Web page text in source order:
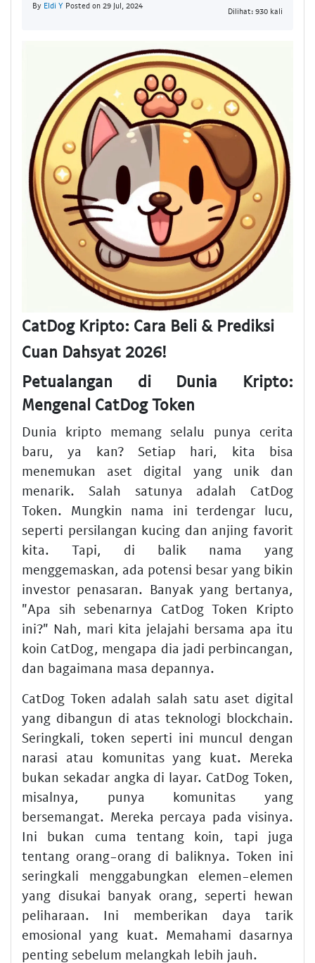
By Eldi Y Posted on 29 Jul, 2024
Dilihat: 930 kali
CatDog Kripto: Cara Beli & Prediksi
Cuan Dahsyat 2026!
Petualangan di Dunia Kripto:
Mengenal CatDog Token
Dunia kripto memang selalu punya cerita
baru, ya kan? Setiap hari, kita bisa
menemukan aset digital yang unik dan
menarik. Salah satunya adalah CatDog
Token. Mungkin nama ini terdengar lucu,
seperti persilangan kucing dan anjing favorit
kita. Tapi, di balik nama yang
menggemaskan, ada potensi besar yang bikin
investor penasaran. Banyak yang bertanya,
"Apa sih sebenarnya CatDog Token Kripto
ini?" Nah, mari kita jelajahi bersama apa itu
koin CatDog, mengapa dia jadi perbincangan,
dan bagaimana masa depannya.
CatDog Token adalah salah satu aset digital
yang dibangun di atas teknologi blockchain.
Seringkali, token seperti ini muncul dengan
narasi atau komunitas yang kuat. Mereka
bukan sekadar angka di layar. CatDog Token,
misalnya, punya komunitas yang
bersemangat. Mereka percaya pada visinya.
Ini bukan cuma tentang koin, tapi juga
tentang orang-orang di baliknya. Token ini
seringkali menggabungkan elemen-elemen
yang disukai banyak orang, seperti hewan
peliharaan. Ini memberikan daya tarik
emosional yang kuat. Memahami dasarnya
penting sebelum melangkah lebih jauh.